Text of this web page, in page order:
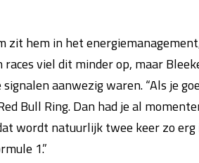
zit hem in het
races viel dit minder op, maar
aanwezig waren. “Als je
Bull Ring. Dan had je al
wordt natuurlijk twee keer zo
1.”